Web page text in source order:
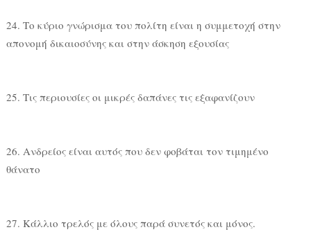
24. Το κύριο γνώρισμα του πολίτη είναι η συμμετοχή στην
απονομή δικαιοσύνης και στην άσκηση εξουσίας
25. Τις περιουσίες οι μικρές δαπάνες τις εξαφανίζουν
26. Ανδρείος είναι αυτός που δεν φοβάται τον τιμημένο
θάνατο
27. Κάλλιο τρελός με όλους παρά συνετός και μόνος.